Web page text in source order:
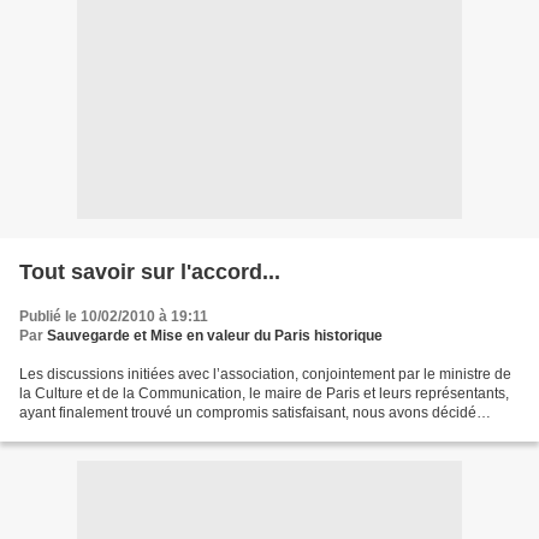
Tout savoir sur l'accord...
Publié le 10/02/2010 à 19:11
Par Sauvegarde et Mise en valeur du Paris historique
Les discussions initiées avec l’association, conjointement par le ministre de
la Culture et de la Communication, le maire de Paris et leurs représentants,
ayant finalement trouvé un compromis satisfaisant, nous avons décidé